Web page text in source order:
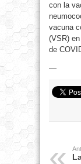
con la
vacuna
(VSR)
de
—